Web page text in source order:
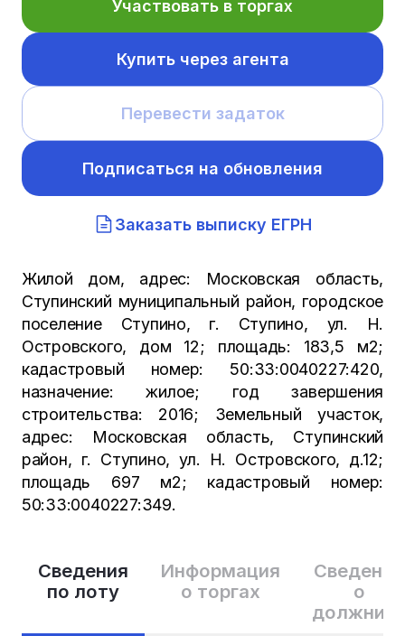
Сведения
по лоту
Информация
о торгах
Сведения
о
Участвовать в торгах
Купить через агента
Перевести задаток
Подписаться на обновления
Заказать выписку ЕГРН
Жилой дом, адрес: Московская область,
Ступинский муниципальный район, городское
поселение Ступино, г. Ступино, ул. Н.
Островского, дом 12; площадь: 183,5 м2;
кадастровый номер: 50:33:0040227:420,
назначение: жилое; год завершения
строительства: 2016; Земельный участок,
адрес: Московская область, Ступинский
район, г. Ступино, ул. Н. Островского, д.12;
площадь 697 м2; кадастровый номер:
50:33:0040227:349.